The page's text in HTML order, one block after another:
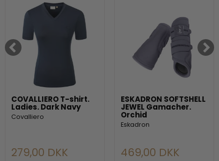
COVALLIERO T-shirt.
Ladies. Dark Navy
Covalliero
279,00 DKK
ESKADRON SOFTSHELL
JEWEL Gamacher.
Orchid
Eskadron
469,00 DKK